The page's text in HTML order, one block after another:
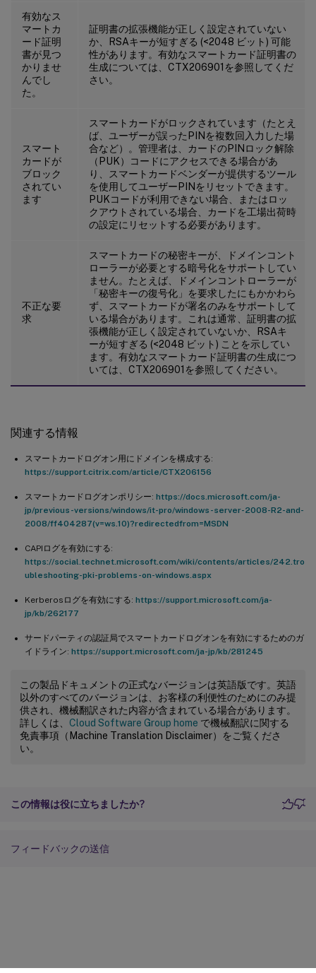
有効なス
マートカ
ード証明
書が見つ
かりませ
んでし
た。
証明書の拡張機能が正しく設定されていない
か、RSAキーが短すぎる (<2048 ビット) 可能
性があります。有効なスマートカード証明書の
生成については、CTX206901を参照してくだ
さい。
スマート
カードが
ブロック
されてい
ます
スマートカードがロックされています（たとえ
ば、ユーザーが誤ったPINを複数回入力した場
合など）。管理者は、カードのPINロック解除
（PUK）コードにアクセスできる場合があ
り、スマートカードベンダーが提供するツール
を使用してユーザーPINをリセットできます。
PUKコードが利用できない場合、またはロッ
クアウトされている場合、カードを工場出荷時
の設定にリセットする必要があります。
不正な要
求
スマートカードの秘密キーが、ドメインコント
ローラーが必要とする暗号化をサポートしてい
ません。たとえば、ドメインコントローラーが
「秘密キーの復号化」を要求したにもかかわら
ず、スマートカードが署名のみをサポートして
いる場合があります。これは通常、証明書の拡
張機能が正しく設定されていないか、RSAキ
ーが短すぎる (<2048 ビット) ことを示してい
ます。有効なスマートカード証明書の生成につ
いては、CTX206901を参照してください。
関連する情報
スマートカードログオン用にドメインを構成する:
https://support.citrix.com/article/CTX206156
スマートカードログオンポリシー: https://docs.microsoft.com/ja-
jp/previous-versions/windows/it-pro/windows-server-2008-R2-and-
2008/ff404287(v=ws.10)?redirectedfrom=MSDN
CAPIログを有効にする:
https://social.technet.microsoft.com/wiki/contents/articles/242.tro
ubleshooting-pki-problems-on-windows.aspx
Kerberosログを有効にする: https://support.microsoft.com/ja-
jp/kb/262177
サードパーティの認証局でスマートカードログオンを有効にするためのガ
イドライン: https://support.microsoft.com/ja-jp/kb/281245
この製品ドキュメントの正式なバージョンは英語版です。英語
以外のすべてのバージョンは、お客様の利便性のためにのみ提
供され、機械翻訳された内容が含まれている場合があります。
詳しくは、 Cloud Software Group home で機械翻訳に関する
免責事項（Machine Translation Disclaimer）をご覧くださ
い。
この情報は役に立ちましたか?
フィードバックの送信